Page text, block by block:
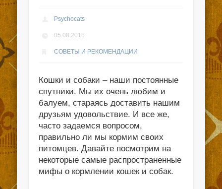
Psychocats
05.08.2016
СОВЕТЫ И РЕКОМЕНДАЦИИ
Кошки и собаки – наши постоянные
спутники. Мы их очень любим и
балуем, стараясь доставить нашим
друзьям удовольствие. И все же,
часто задаемся вопросом,
правильно ли мы кормим своих
питомцев. Давайте посмотрим на
некоторые самые распространенные
мифы о кормлении кошек и собак.